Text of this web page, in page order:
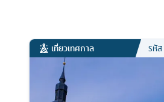
เที่ยวเทศกาล รหัส